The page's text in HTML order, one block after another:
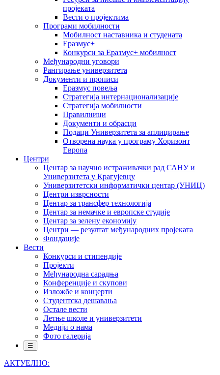
пројеката
Вести о пројектима
Програми мобилности
Мобилност наставника и студената
Еразмус+
Конкурси за Еразмус+ мобилност
Међународни уговори
Рангирање универзитета
Документи и прописи
Еразмус повеља
Стратегија интернационализације
Стратегија мобилности
Правилници
Документи и обрасци
Подаци Универзитета за аплицирање
Отворена наука у програму Хоризонт
Европа
Центри
Центар за научно истраживачки рад САНУ и
Универзитета у Крагујевцу
Универзитетски информатички центар (УНИЦ)
Центри изврсности
Центар за трансфер технологија
Центар за немачке и европске студије
Центар за зелену економију
Центри — резултат међународних пројеката
Фондације
Вести
Конкурси и стипендије
Пројекти
Међународна сарадња
Конференције и скупови
Изложбе и концерти
Студентска дешавања
Остале вести
Летње школе и универзитети
Медији о нама
Фото галерија
☰
АКТУЕЛНО: